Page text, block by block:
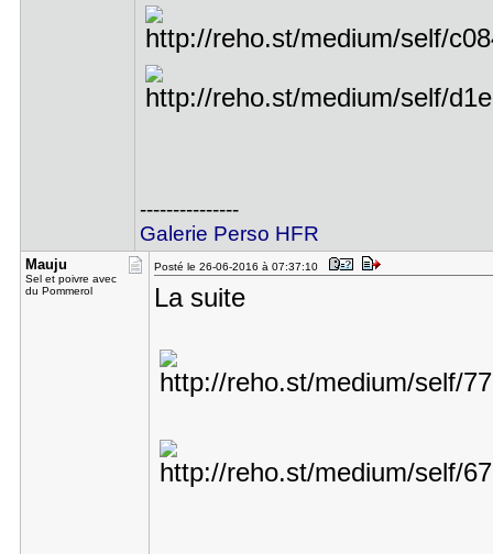
---------------
Galerie Perso HFR
Mauju
Sel et poivre avec
du Pommerol
Posté le 26-06-2016 à 07:37:10
La suite